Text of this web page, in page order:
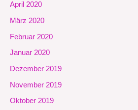
April 2020
März 2020
Februar 2020
Januar 2020
Dezember 2019
November 2019
Oktober 2019